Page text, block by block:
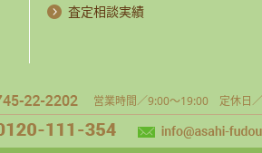
査定相談実績
営業時間／9:00～19:00 定休日